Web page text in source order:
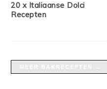
20 x Italiaanse Dolci
Recepten